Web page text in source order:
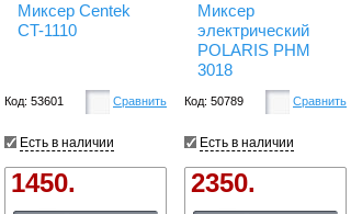
Миксер Centek
CT-1110
Код: 53601 Сравнить
Есть в наличии
1450.
Миксер
электрический
POLARIS PHM
3018
Код: 50789 Сравнить
Есть в наличии
2350.